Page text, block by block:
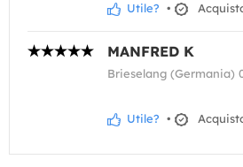
Utile? •
MANFRED K
Brieselang (Germania)
Utile? •